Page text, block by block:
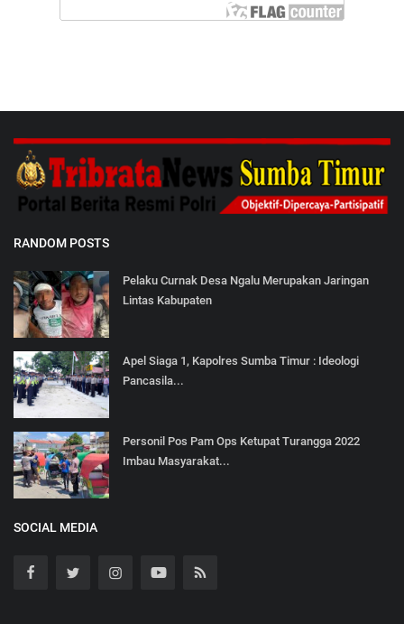
RANDOM POSTS
Pelaku Curnak Desa Ngalu Merupakan Jaringan
Lintas Kabupaten
Apel Siaga 1, Kapolres Sumba Timur : Ideologi
Pancasila...
Personil Pos Pam Ops Ketupat Turangga 2022
Imbau Masyarakat...
SOCIAL MEDIA